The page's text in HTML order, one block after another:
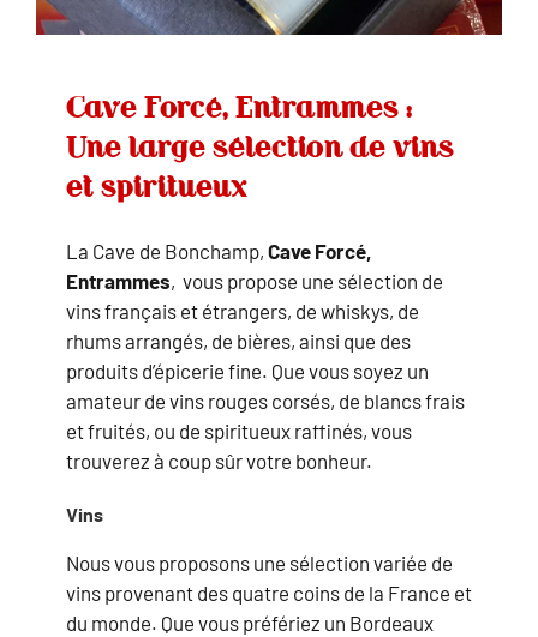
Cave Forcé, Entrammes :
Une large sélection de vins
et spiritueux
La Cave de Bonchamp, Cave Forcé,
Entrammes, vous propose une sélection de
vins français et étrangers, de whiskys, de
rhums arrangés, de bières, ainsi que des
produits d’épicerie fine. Que vous soyez un
amateur de vins rouges corsés, de blancs frais
et fruités, ou de spiritueux raffinés, vous
trouverez à coup sûr votre bonheur.
Vins
Nous vous proposons une sélection variée de
vins provenant des quatre coins de la France et
du monde. Que vous préfériez un Bordeaux